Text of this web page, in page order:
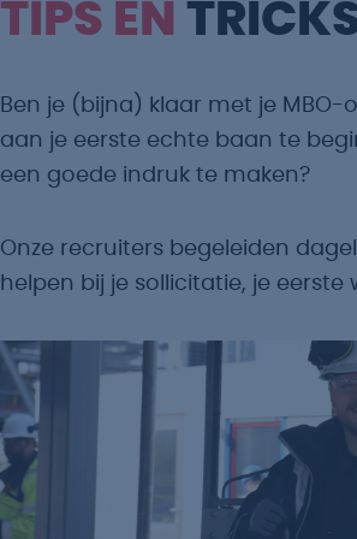
TIPS EN
Ben je (bijna) klaar met je
aan je eerste echte baan te
een goede indruk te maken?
Onze recruiters begeleiden
helpen bij je sollicitatie, je